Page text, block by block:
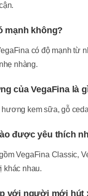
mạnh không?
có độ mạnh từ
nhàng.
của VegaFina là
kem sữa, gỗ
được yêu thích
VegaFina Classic,
khác nhau.
với người mới hút